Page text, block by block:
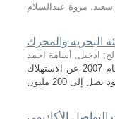
سعيد، مروة عبدالسلام
البحرية والمحرك
; ادخيل, أسامة احمد
زيت الوقود الثقيل هو زيت وقود المحرك الأكثر استخدامًا على متن السفن. تشير البيانات المتاحة حتى عام 2007 عن الاستهلاك
التواصل الأكاديمي